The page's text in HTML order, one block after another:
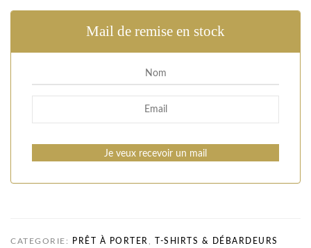
Mail de remise en stock
Je veux recevoir un mail
CATEGORIE: PRÊT À PORTER T-SHIRTS & DÉBARDEURS